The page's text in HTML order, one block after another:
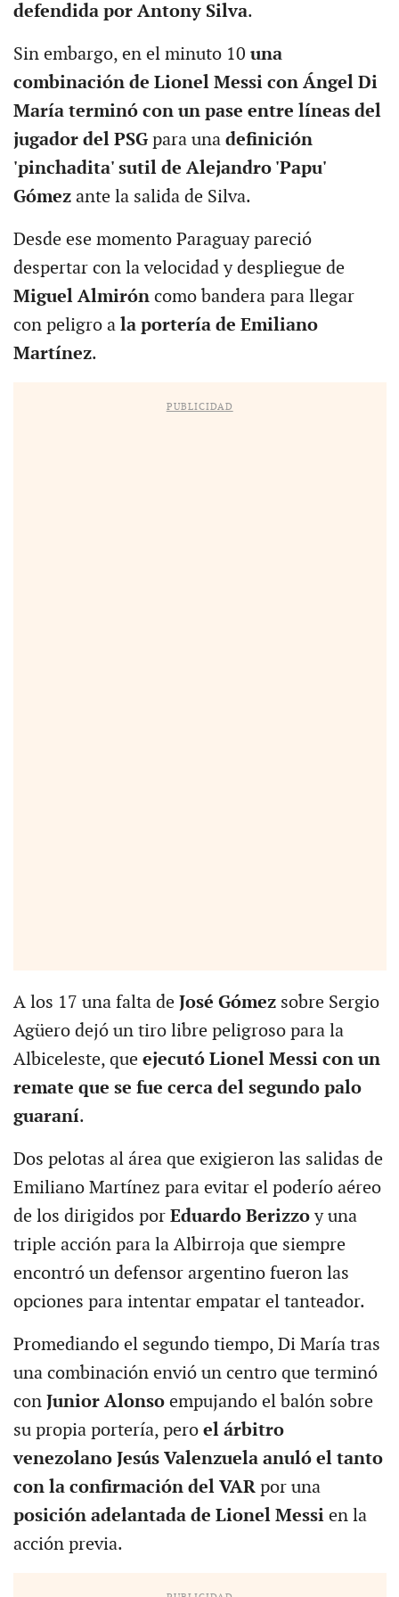
defendida por Antony Silva.
Sin embargo, en el minuto 10 una
combinación de Lionel Messi con Ángel Di
María terminó con un pase entre líneas del
jugador del PSG para una definición
'pinchadita' sutil de Alejandro 'Papu'
Gómez ante la salida de Silva.
Desde ese momento Paraguay pareció
despertar con la velocidad y despliegue de
Miguel Almirón como bandera para llegar
con peligro a la portería de Emiliano
Martínez.
PUBLICIDAD
A los 17 una falta de José Gómez sobre Sergio
Agüero dejó un tiro libre peligroso para la
Albiceleste, que ejecutó Lionel Messi con un
remate que se fue cerca del segundo palo
guaraní.
Dos pelotas al área que exigieron las salidas de
Emiliano Martínez para evitar el poderío aéreo
de los dirigidos por Eduardo Berizzoy una
triple acción para la Albirroja que siempre
encontró un defensor argentino fueron las
opciones para intentar empatar el tanteador.
Promediando el segundo tiempo, Di María tras
una combinación envió un centro que terminó
con Junior Alonso empujando el balón sobre
su propia portería, pero el árbitro
venezolano Jesús Valenzuela anuló el tanto
con la confirmación del VAR por una
posición adelantada de Lionel Messi en la
acción previa.